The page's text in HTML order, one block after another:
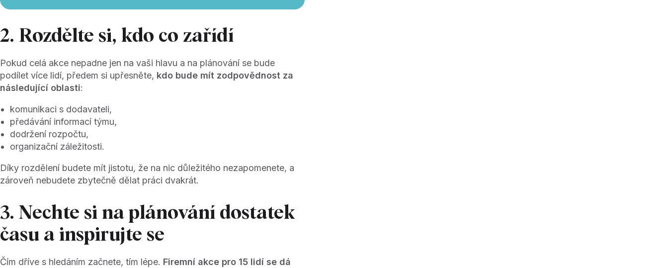
2. Rozdělte si, kdo co zařídí
Pokud celá akce nepadne jen na vaši hlavu a na plánování se bude
podílet více lidí, předem si upřesněte, kdo bude mít zodpovědnost za
následující oblasti:
komunikaci s dodavateli,
předávání informací týmu,
dodržení rozpočtu,
organizační záležitosti.
Díky rozdělení budete mít jistotu, že na nic důležitého nezapomenete, a
zároveň nebudete zbytečně dělat práci dvakrát.
3. Nechte si na plánování dostatek
času a inspirujte se
Čím dříve s hledáním začnete, tím lépe. Firemní akce pro 15 lidí se dá